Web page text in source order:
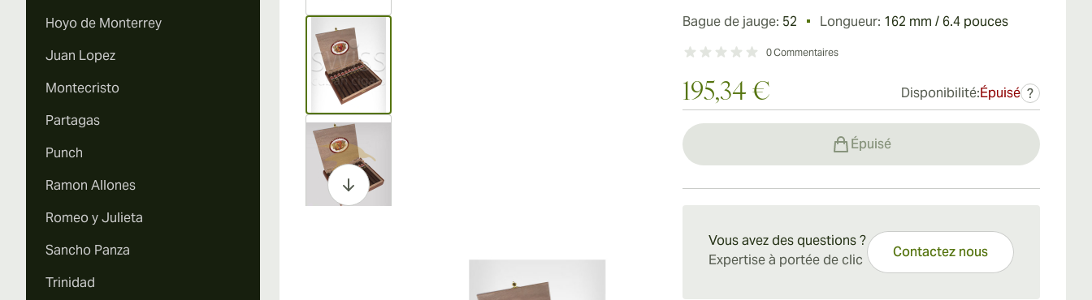
Hoyo de Monterrey
Juan Lopez
Montecristo
Partagas
Punch
Ramon Allones
Romeo y Julieta
Sancho Panza
Trinidad
View larger image
View larger image
Bague de jauge: 52 Longueur: 162 mm / 6.4 pouces
0Commentaires
195,34 € Disponibilité:Épuisé ?
Épuisé
Vous avez des questions ?
Expertise à portée de clic
Contactez nous